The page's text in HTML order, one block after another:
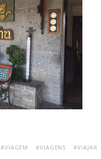
#VIAGEM #VIAGENS #VIAJAR